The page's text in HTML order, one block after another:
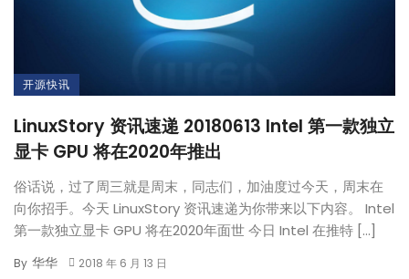
开源快讯
LinuxStory 资讯速递 20180613 Intel 第一款独立
显卡 GPU 将在2020年推出
俗话说，过了周三就是周末，同志们，加油度过今天，周末在
向你招手。今天 LinuxStory 资讯速递为你带来以下内容。 Intel
第一款独立显卡 GPU 将在2020年面世 今日 Intel 在推特 […]
By 华华 2018 年 6 月 13 日